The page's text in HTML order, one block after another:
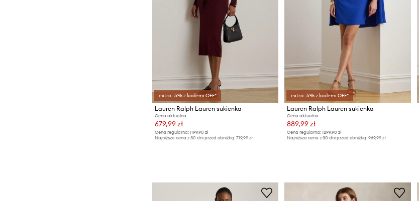
extra -5% z kodem: OFF*
Lauren Ralph Lauren sukienka
Cena aktualna:
679,99 zł
Cena regularna: 1199,90 zł
Najniższa cena z 30 dni przed obniżką: 719,99 zł
extra -5% z kodem: OFF*
Lauren Ralph Lauren sukienka
Cena aktualna:
889,99 zł
Cena regularna: 1299,90 zł
Najniższa cena z 30 dni przed obniżką: 969,99 zł